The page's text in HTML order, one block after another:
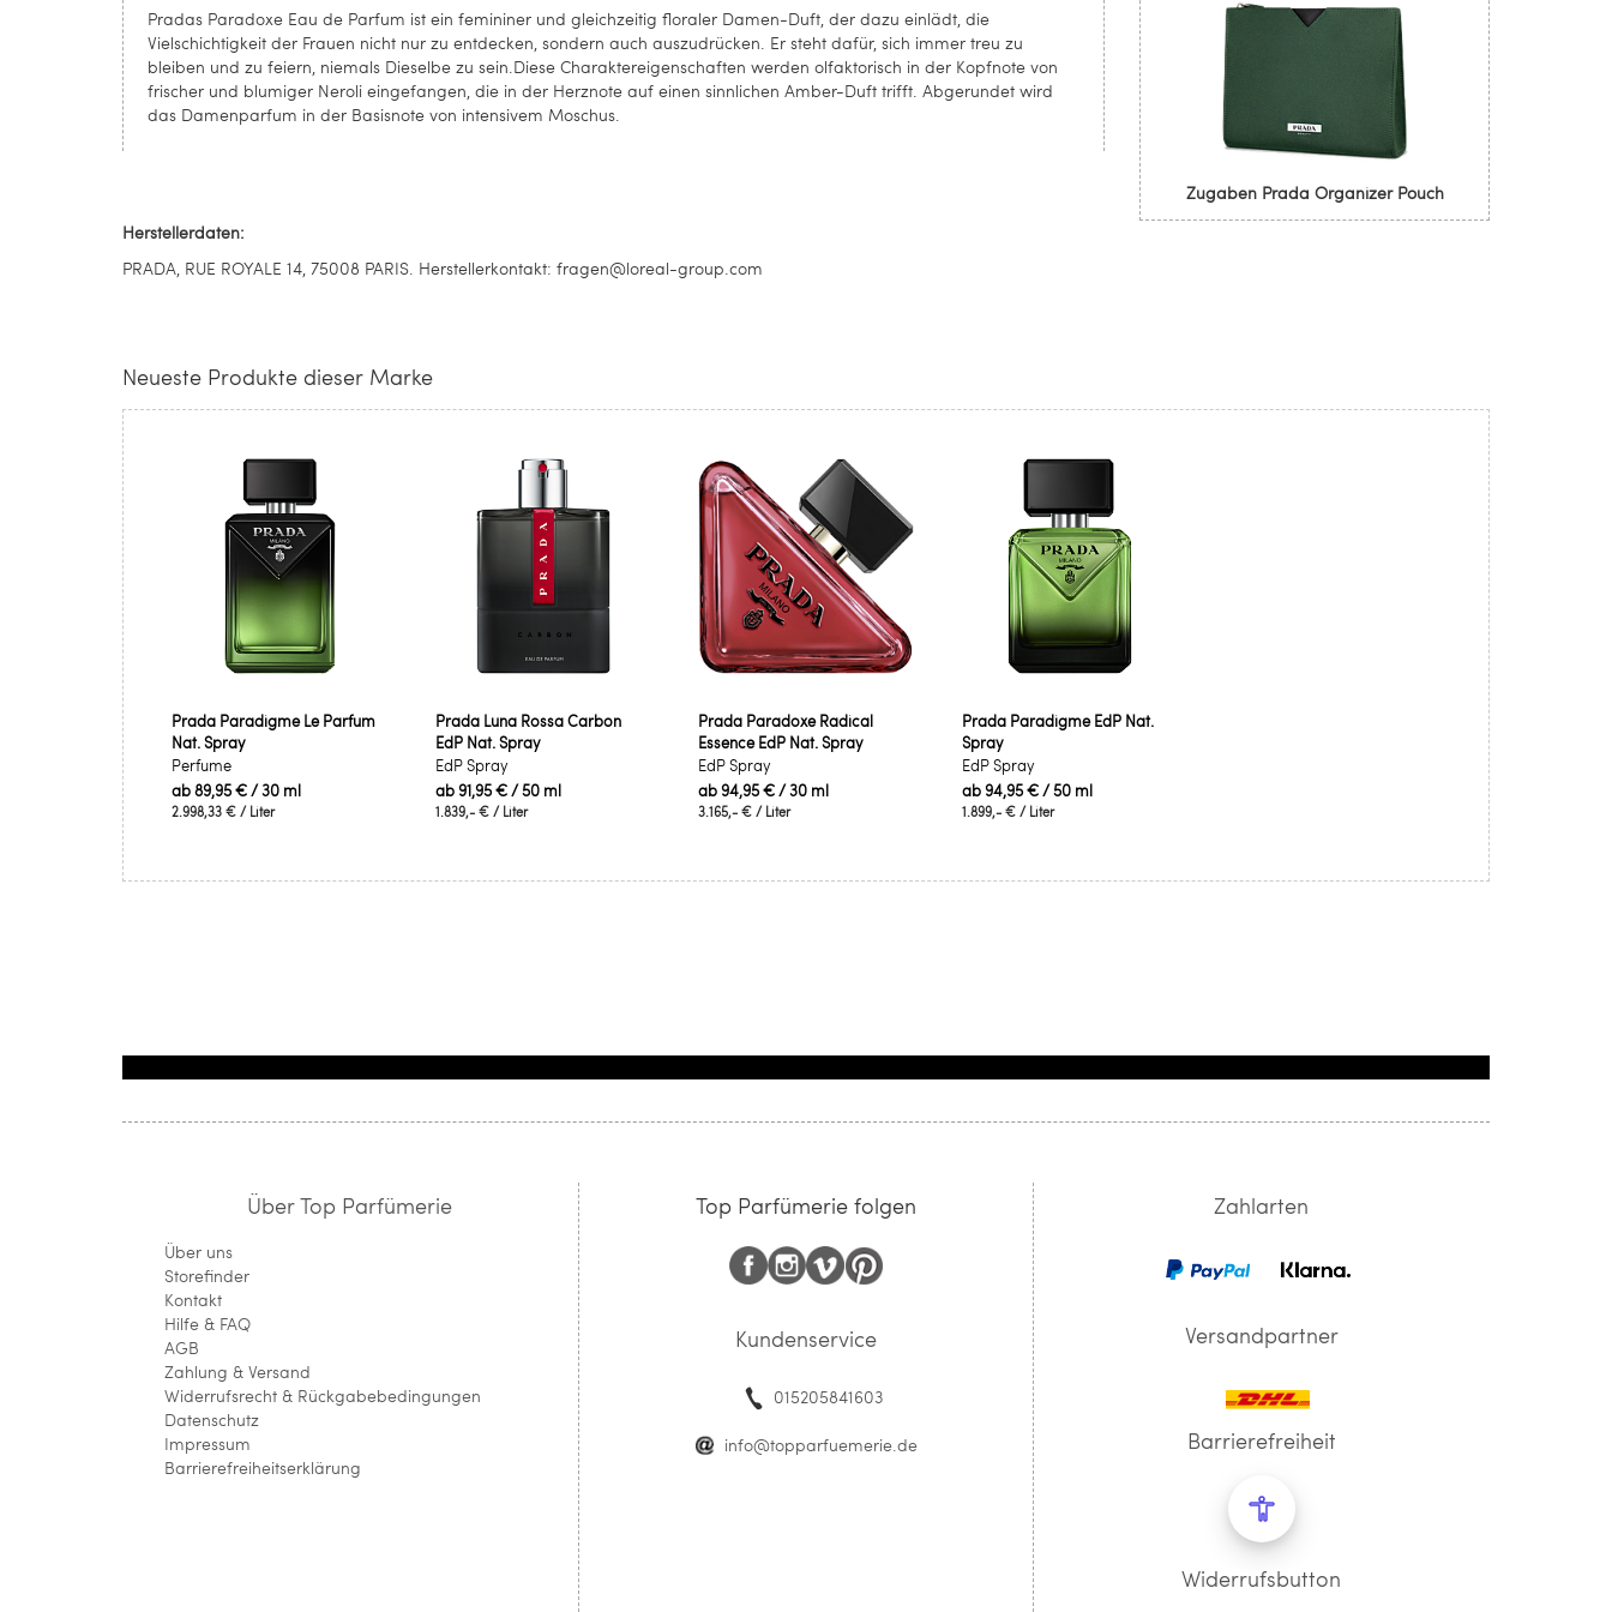
Pradas Paradoxe Eau de Parfum ist ein femininer und gleichzeitig floraler Damen-Duft, der dazu einlädt, die
Vielschichtigkeit der Frauen nicht nur zu entdecken, sondern auch auszudrücken. Er steht dafür, sich immer treu zu
bleiben und zu feiern, niemals Dieselbe zu sein.Diese Charaktereigenschaften werden olfaktorisch in der Kopfnote von
frischer und blumiger Neroli eingefangen, die in der Herznote auf einen sinnlichen Amber-Duft trifft. Abgerundet wird
das Damenparfum in der Basisnote von intensivem Moschus.
Zugaben Prada Organizer Pouch
Herstellerdaten:
PRADA, RUE ROYALE 14, 75008 PARIS. Herstellerkontakt: fragen@loreal-group.com
Neueste Produkte dieser Marke
Prada Paradigme Le Parfum
Nat. Spray
Perfume
ab89,95 €/ 30 ml
2.998,33 € / Liter
Prada Luna Rossa Carbon
EdP Nat. Spray
EdP Spray
ab91,95 €/ 50 ml
1.839,- €/ Liter
Prada Paradoxe Radical
Essence EdP Nat. Spray
EdP Spray
ab94,95 €/ 30 ml
3.165,- € / Liter
Prada Paradigme EdP Nat.
Spray
EdP Spray
ab94,95 €/ 50 ml
1.899,- €/ Liter
Über Top Parfümerie
Über uns
Storefinder
Kontakt
Hilfe & FAQ
AGB
Zahlung & Versand
Widerrufsrecht & Rückgabebedingungen
Datenschutz
Impressum
Barrierefreiheitserklärung
Top Parfümerie folgen
Kundenservice
015205841603
info@topparfuemerie.de
Zahlarten
Versandpartner
Barrierefreiheit
Widerrufsbutton